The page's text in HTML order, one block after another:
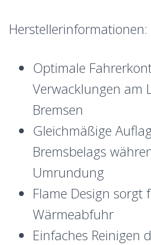
Herstellerinformationen:
Optimale
Verwacklungen am
Bremsen
Gleichmäßige
Bremsbelags
Umrundung
Flame Design sorgt
Wärmeabfuhr
Einfaches Reinigen